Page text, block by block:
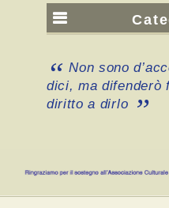
Non sono
dici, ma difenderò
diritto a dirlo